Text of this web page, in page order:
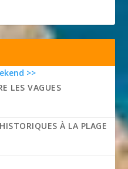
>>
LES VAGUES
À LA PLAGE